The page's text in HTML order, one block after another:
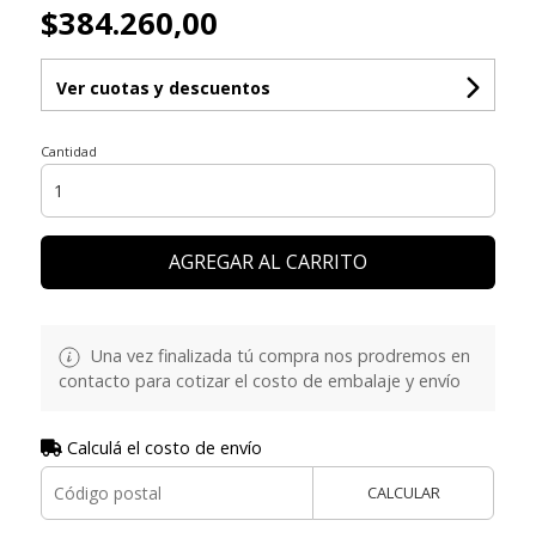
$384.260,00
Ver cuotas y descuentos
Cantidad
AGREGAR AL CARRITO
Una vez finalizada tú compra nos prodremos en
contacto para cotizar el costo de embalaje y envío
Calculá el costo de envío
CALCULAR